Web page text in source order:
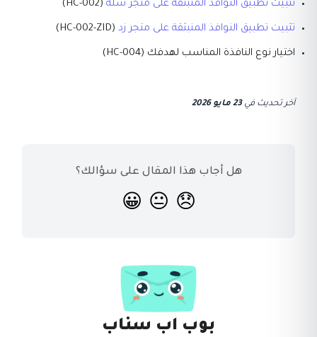
تثبيت تطبيق النوافذ المنبثقة على متجر سلة (HC-002)
تثبيت تطبيق النوافذ المنبثقة على متجر زد (HC-002-ZID)
اختيار نوع النافذة المناسب لهدفك (HC-004)
آخر تحديث في23 مايو 2026
هل أجاب هذا المقال على سؤالك؟
😞
😐
😀
بوب اب سناب